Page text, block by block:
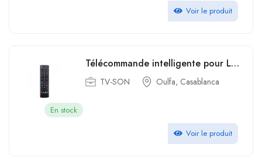
Voir le produit
Télécommande intelligente pour LG TV LED Smart Universelle Remplacement
TV-SON Oulfa, Casablanca
En stock
Voir le produit